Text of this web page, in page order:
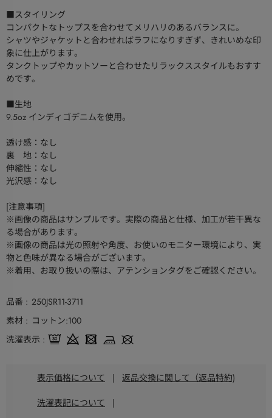
■スタイリング
コンパクトなトップスを合わせてメリハリのあるバランスに。
シャツやジャケットと合わせればラフになりすぎず、きれいめな印
象に仕上がります。
タンクトップやカットソーと合わせたリラックススタイルもおすす
めです。
■生地
9.5oz インディゴデニムを使用。
透け感：なし
裏 地：なし
伸縮性：なし
光沢感：なし
[注意事項]
※画像の商品はサンプルです。実際の商品と仕様、加工が若干異な
る場合があります。
※画像の商品は光の照射や角度、お使いのモニター環境により、実
物と色味が異なる場合がございます。
※着用、お取り扱いの際は、アテンションタグをご確認ください。
品番
250JSR11-3711
素材
コットン:100
洗濯表示
表示価格について | 返品交換に関して（返品特約)
洗濯表記について |